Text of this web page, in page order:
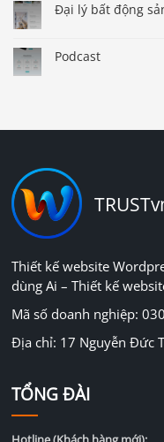
Đại lý bất động
Podcast
Thiết kế website
dùng Ai – Thiết kế
Mã số doanh nghiệp:
Địa chỉ: 17 Nguyễn Đức
TỔNG ĐÀI